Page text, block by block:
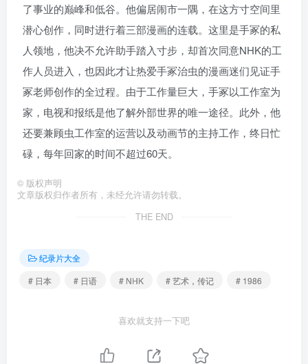
了事业的巅峰和低谷。他偏居闹市一隅，在这方寸空间里
潜心创作，同时进行着三部漫画的连载。这里是手冢的私
人领地，他决不允许助手踏入寸步，却首次同意NHK的工
作人员进入，也因此才让热爱手冢治虫的漫画迷们见证手
冢老师创作的全过程。由于工作量巨大，手冢以工作室为
家，电视和报纸是他了解外部世界的唯一途径。此外，他
还要兼顾虫工作室的运营以及动画节的主持工作，终日忙
碌，每年回家的时间不超过60天。
© 版权声明
文章版权归作者所有，未经允许请勿转载。
THE END
纪录片大全
# 日本
# 日语 # NHK # 艺术，传记 # 1986
喜欢就支持一下吧